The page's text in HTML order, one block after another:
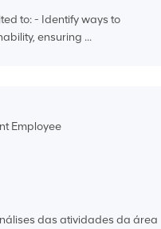
to: - Identify ways to
ensuring ...
Employee
das atividades da área